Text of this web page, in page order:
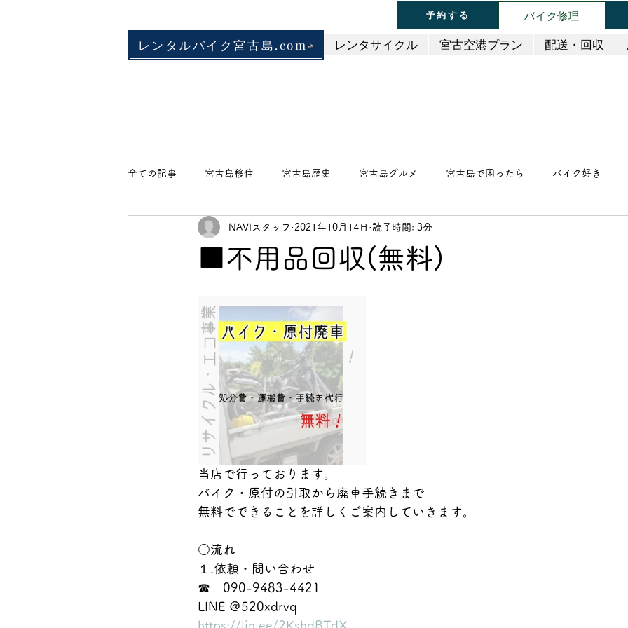
予約する バイク修理
レンタルバイク宮古島.com レンタサイクル 宮古空港プラン 配送・回収
全ての記事 宮古島移住 宮古島歴史 宮古島グルメ 宮古島で困ったら バイク好き
ベーカリー・カフェ スイーツ・ケーキ
鍋・しゃぶしゃぶ・すき焼き 丼もの・揚げ物
■不用品回収(無料)
NAVIスタッフ 2021年10月14日 読了時間: 3分
当店で行っております。
バイク・原付の引取から廃車手続きまで
無料でできることを詳しくご案内していきます。
○流れ
１.依頼・問い合わせ
☎　090-9483-4421
LINE ＠520xdrvq
https://lin.ee/2KshdBTdX